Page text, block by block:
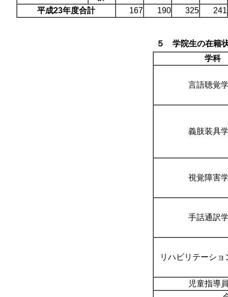
平成23年度合計
167 190 325 241
５ 学院生の在籍
学科
言語聴覚
義肢装具
視覚障害
手話通訳
リハビリテーショ
児童指導